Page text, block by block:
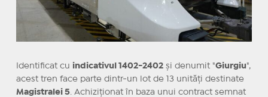
Identificat cu indicativul 1402-2402și denumit "Giurgiu ",
acest tren face parte dintr-un lot de 13 unități destinate
Magistralei 5. Achiziționat în baza unui contract semnat